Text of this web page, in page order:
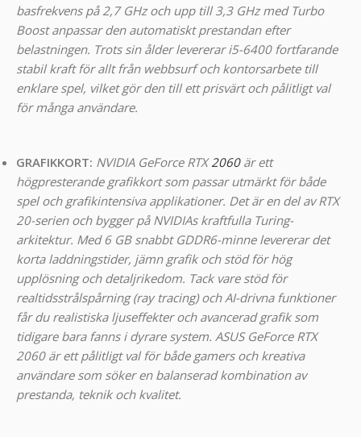
basfrekvens på 2,7 GHz och upp till 3,3 GHz med Turbo
Boost anpassar den automatiskt prestandan efter
belastningen. Trots sin ålder levererar i5-6400 fortfarande
stabil kraft för allt från webbsurf och kontorsarbete till
enklare spel, vilket gör den till ett prisvärt och pålitligt val
för många användare.
GRAFIKKORT: NVIDIA GeForce RTX2060är ett
högpresterande grafikkort som passar utmärkt för både
spel och grafikintensiva applikationer. Det är en del av RTX
20-serien och bygger på NVIDIAs kraftfulla Turing-
arkitektur. Med 6 GB snabbt GDDR6-minne levererar det
korta laddningstider, jämn grafik och stöd för hög
upplösning och detaljrikedom. Tack vare stöd för
realtidsstrålspårning (ray tracing) och AI-drivna funktioner
får du realistiska ljuseffekter och avancerad grafik som
tidigare bara fanns i dyrare system. ASUS GeForce RTX
2060 är ett pålitligt val för både gamers och kreativa
användare som söker en balanserad kombination av
prestanda, teknik och kvalitet.